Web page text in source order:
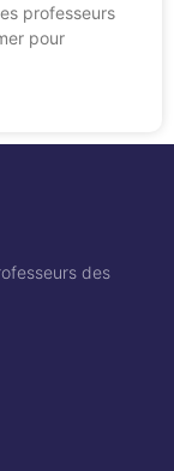
professeurs
pour
des